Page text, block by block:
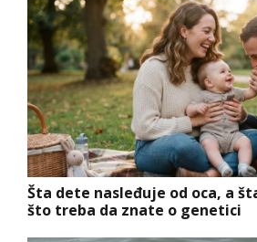
Šta dete nasleđuje od oca, a
što treba da znate o genetici